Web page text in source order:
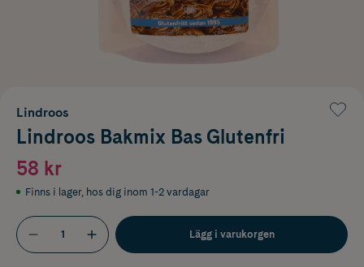
Lindroos
Lindroos Bakmix Bas Glutenfri
58 kr
Finns i lager, hos dig inom 1-2 vardagar
Lägg i varukorgen